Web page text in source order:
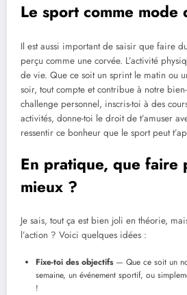
Le sport comme mode
Il est aussi important de saisir que faire
perçu comme une corvée. L’activité
de vie. Que ce soit un sprint le matin ou
soir, tout compte et contribue à notre
challenge personnel, inscris-toi à des
activités, donne-toi le droit de t’amuser
ressentir ce bonheur que le sport peut
En pratique, que faire
mieux ?
Je sais, tout ça est bien joli en théorie,
l’action ? Voici quelques idées :
Fixe-toi des objectifs— Que ce soit un
semaine, un événement sportif, ou
!